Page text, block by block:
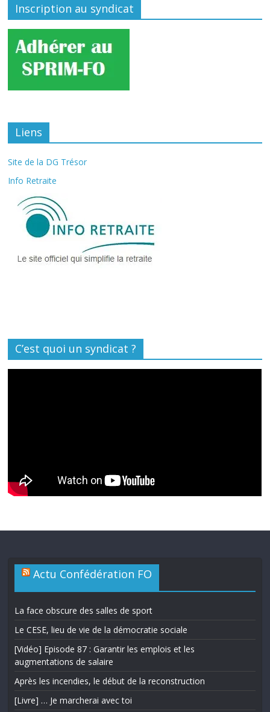
Inscription au syndicat
Liens
Site de la DG Trésor
Info Retraite
C’est quoi un syndicat ?
Actu Confédération FO
La face obscure des salles de sport
Le CESE, lieu de vie de la démocratie sociale
[Vidéo] Episode 87 : Garantir les emplois et les
augmentations de salaire
Après les incendies, le début de la reconstruction
[Livre] … Je marcherai avec toi